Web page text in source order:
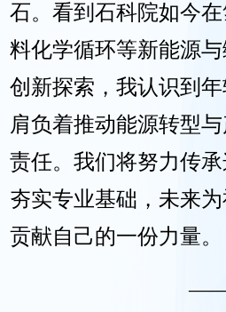
石。看到石科院如今
料化学循环等新能源
创新探索，我认识到
肩负着推动能源转型
责任。我们将努力传承
夯实专业基础，未来
贡献自己的一份力量。
——